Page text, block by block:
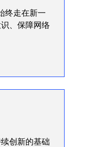
终走在新一
、保障网络
创新的基础